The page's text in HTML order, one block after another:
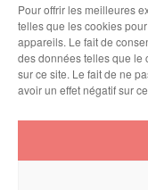
Pour offrir les meilleures
telles que les cookies
appareils. Le fait de
des données telles que le
sur ce site. Le fait de ne
avoir un effet négatif sur
être tenu·e au
publications.